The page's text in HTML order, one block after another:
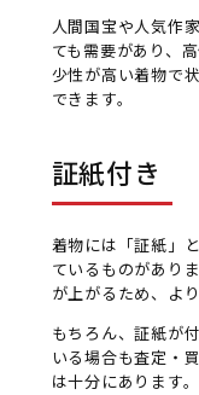
人間国宝や人気作
ても需要があり、
少性が高い着物で
できます。
証紙付き
着物には「証紙」
ているものがあり
が上がるため、よ
もちろん、証紙が
いる場合も査定・
は十分にあります。